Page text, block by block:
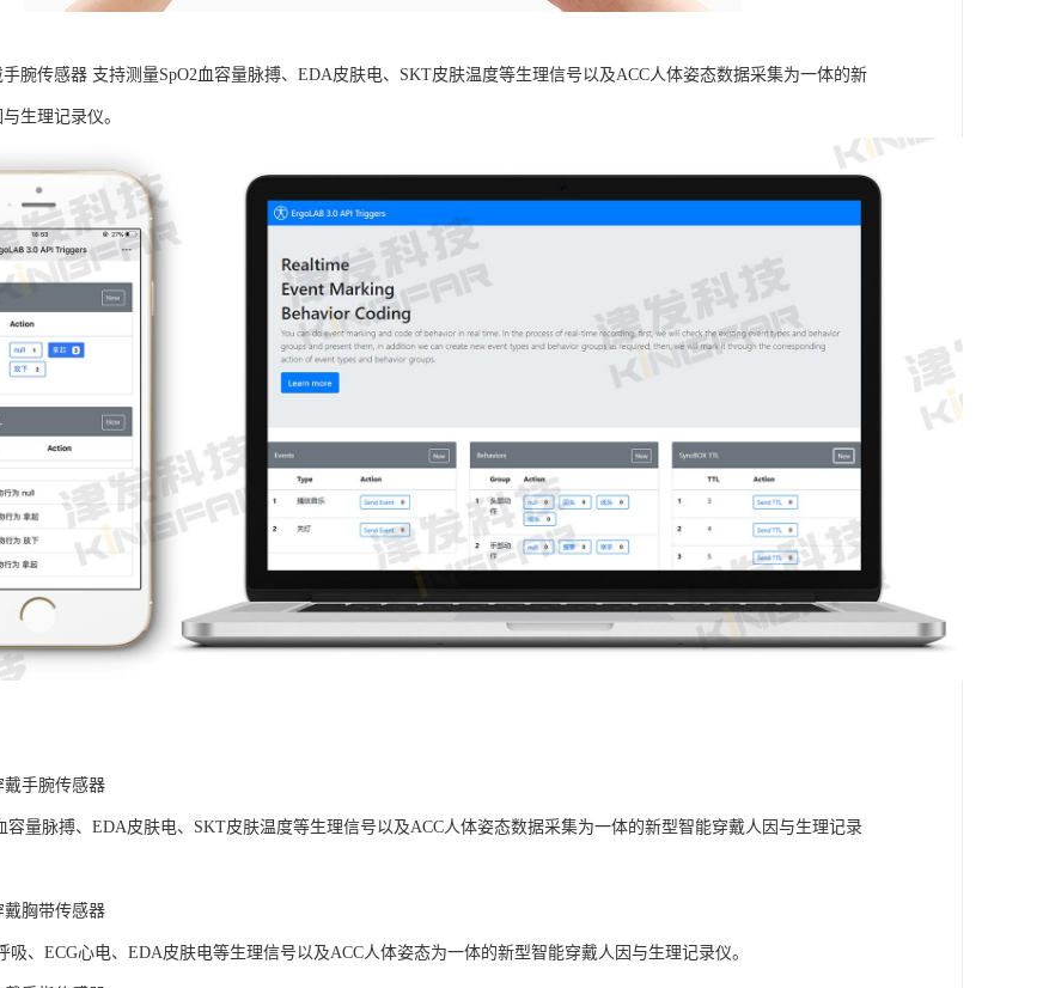
腕传感器 支持测量SpO2血容量脉搏、EDA皮肤电、SKT皮肤温度等生理信号以及ACC人体姿态数据采集为一体的新
生理记录仪。
戴手腕传感器
容量脉搏、EDA皮肤电、SKT皮肤温度等生理信号以及ACC人体姿态数据采集为一体的新型智能穿戴人因与生理记录
戴胸带传感器
吸、ECG心电、EDA皮肤电等生理信号以及ACC人体姿态为一体的新型智能穿戴人因与生理记录仪。